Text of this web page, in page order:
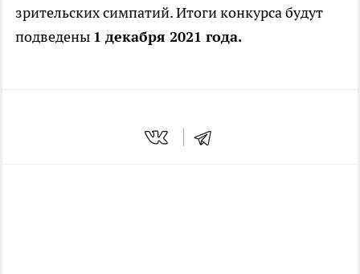
зрительских симпатий. Итоги конкурса будут
подведены 1 декабря 2021 года.